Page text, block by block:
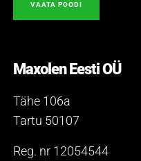
VAATA POODI
Maxolen Eesti OÜ
Tähe 106a
Tartu 50107
Reg. nr 12054544